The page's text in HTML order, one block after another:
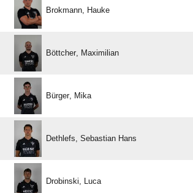
 
 
 
  
 